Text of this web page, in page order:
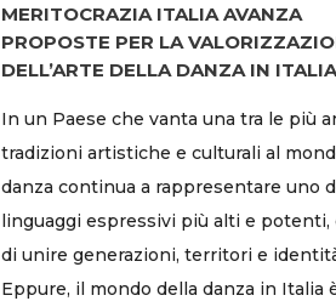
MERITOCRAZIA ITALIA AVANZA
PROPOSTE PER LA
DELL’ARTE DELLA DANZA IN ITALIA
In un Paese che vanta una tra le più
tradizioni artistiche e culturali al
danza continua a rappresentare uno
linguaggi espressivi più alti e potenti,
di unire generazioni, territori e
Eppure, il mondo della danza in Italia